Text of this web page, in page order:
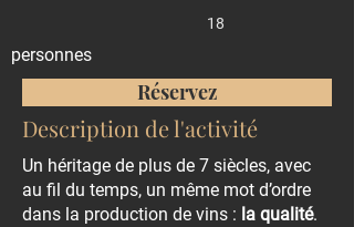
18
personnes
Réservez
Description de l'activité
Un héritage de plus de 7 siècles, avec
au fil du temps, un même mot d’ordre
dans la production de vins : la qualité.